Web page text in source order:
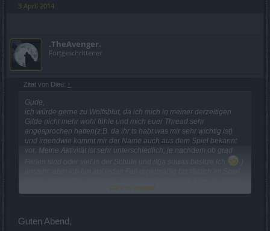
3 April 2014
.TheAvenger.
Fortgeschrittener
Zitat von Dieu: ↑
Gude,
ich würde gerne zu Wolfsblut, da ich mich in meiner derzeitigen
Gilde nicht mehr wohl fühle und mich euer Thread sehr
angesprochen hatten(z.B. da ihr ts habt was mir sehr wichtig ist)
und irgendwie kommt mir der Name auch aus dem Spiel bekannt
vor. Meine Aktivität ist sehr unterschiedlich, je nachdem ob grad
bin fast 18 jahre alt, gehe auf eine gymnasiale Oberstufe und liebe
fertig und habe schon einige mortis, khb und destruktor runs hinter
Click to expand...
Guten Abend,